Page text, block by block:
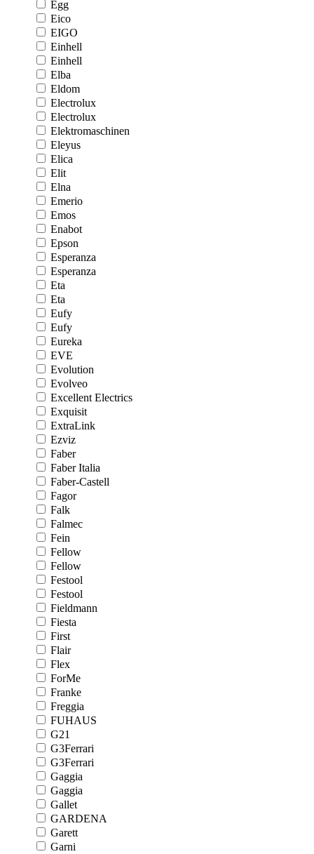
Egg
Eico
EIGO
Einhell
Einhell
Elba
Eldom
Electrolux
Electrolux
Elektromaschinen
Eleyus
Elica
Elit
Elna
Emerio
Emos
Enabot
Epson
Esperanza
Esperanza
Eta
Eta
Eufy
Eufy
Eureka
EVE
Evolution
Evolveo
Excellent Electrics
Exquisit
ExtraLink
Ezviz
Faber
Faber Italia
Faber-Castell
Fagor
Falk
Falmec
Fein
Fellow
Fellow
Festool
Festool
Fieldmann
Fiesta
First
Flair
Flex
ForMe
Franke
Freggia
FUHAUS
G21
G3Ferrari
G3Ferrari
Gaggia
Gaggia
Gallet
GARDENA
Garett
Garni